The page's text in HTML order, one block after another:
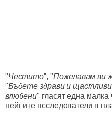
"Честито", "Пожелавам ви
"Бъдете здрави и щастливи
влюбени" гласят една малка
нейните последователи в